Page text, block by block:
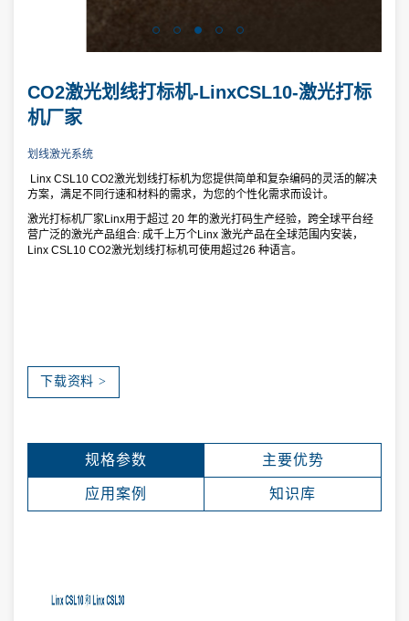
CO2激光划线打标机-LinxCSL10-激光打标
机厂家
划线激光系统
Linx CSL10 CO2激光划线打标机为您提供简单和复杂编码的灵活的解决
方案，满足不同行速和材料的需求，为您的个性化需求而设计。
激光打标机厂家Linx用于超过 20 年的激光打码生产经验，跨全球平台经
营广泛的激光产品组合: 成千上万个Linx 激光产品在全球范围内安装，
Linx CSL10 CO2激光划线打标机可使用超过26 种语言。
下载资料 >
规格参数 主要优势
应用案例 知识库